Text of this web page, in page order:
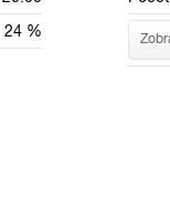
24 %